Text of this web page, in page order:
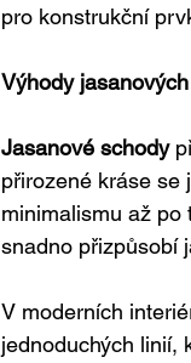
pro konstrukční
Výhody
Jasanové schody
přirozené kráse se
minimalismu až po
snadno přizpůsobí
V moderních
jednoduchých linií,